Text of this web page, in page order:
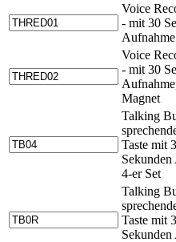
Voice
- mit 30
Aufnahme
Voice
- mit 30
Magnet
Talking
Taste mit
4-er Set
Talking
Taste mit